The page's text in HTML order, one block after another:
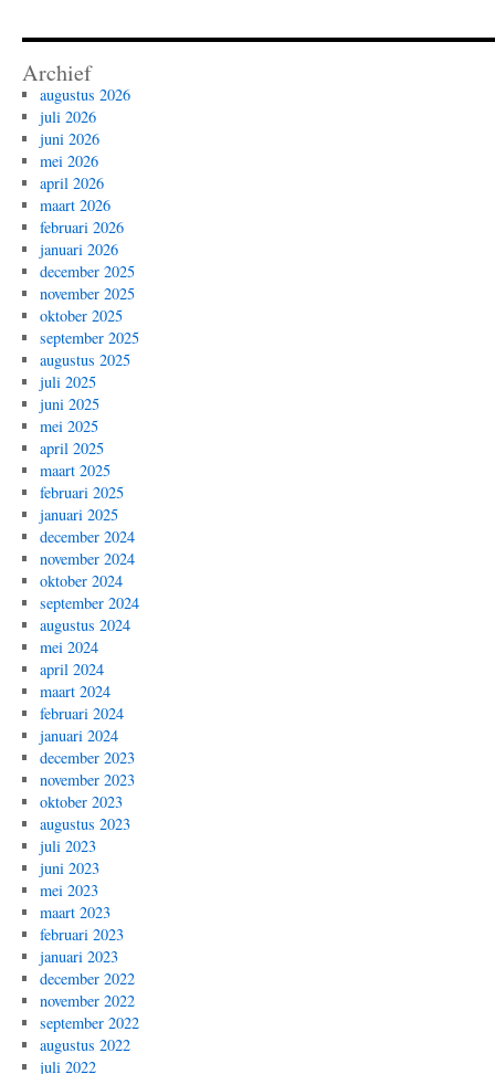
Archief
augustus 2026
juli 2026
juni 2026
mei 2026
april 2026
maart 2026
februari 2026
januari 2026
december 2025
november 2025
oktober 2025
september 2025
augustus 2025
juli 2025
juni 2025
mei 2025
april 2025
maart 2025
februari 2025
januari 2025
december 2024
november 2024
oktober 2024
september 2024
augustus 2024
mei 2024
april 2024
maart 2024
februari 2024
januari 2024
december 2023
november 2023
oktober 2023
augustus 2023
juli 2023
juni 2023
mei 2023
maart 2023
februari 2023
januari 2023
december 2022
november 2022
september 2022
augustus 2022
juli 2022